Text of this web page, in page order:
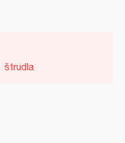
štrudla